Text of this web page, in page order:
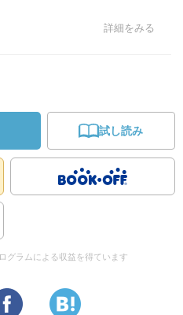
詳細をみる
試し読み
グラムによる収益を得ています